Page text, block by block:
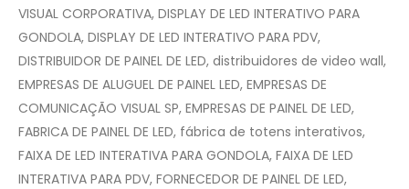
VISUAL CORPORATIVA, DISPLAY DE LED INTERATIVO PARA
GONDOLA, DISPLAY DE LED INTERATIVO PARA PDV,
DISTRIBUIDOR DE PAINEL DE LED, distribuidores de video wall,
EMPRESAS DE ALUGUEL DE PAINEL LED, EMPRESAS DE
COMUNICAÇÃO VISUAL SP, EMPRESAS DE PAINEL DE LED,
FABRICA DE PAINEL DE LED, fábrica de totens interativos,
FAIXA DE LED INTERATIVA PARA GONDOLA, FAIXA DE LED
INTERATIVA PARA PDV, FORNECEDOR DE PAINEL DE LED,